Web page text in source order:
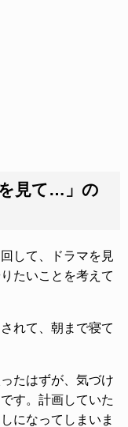
見て…」の
して、ドラマを見
たいことを考えて
れて、朝まで寝て
たはずが、気づけ
す。計画していた
になってしまいま